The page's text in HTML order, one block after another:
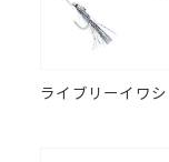
ライブリーイワシ